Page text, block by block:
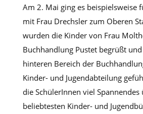
Am 2. Mai ging es beispielsweise
mit Frau Drechsler zum Oberen
wurden die Kinder von Frau
Buchhandlung Pustet begrüßt
hinteren Bereich der
Kinder- und Jugendabteilung
die SchülerInnen viel Spannendes
beliebtesten Kinder- und